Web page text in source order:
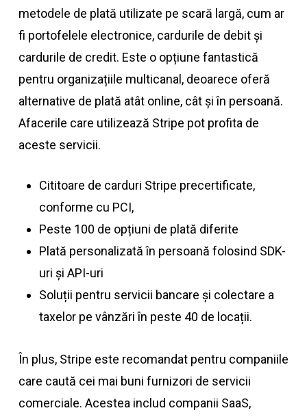
metodele de plată utilizate pe scară largă, cum ar
fi portofelele electronice, cardurile de debit și
cardurile de credit. Este o opțiune fantastică
pentru organizațiile multicanal, deoarece oferă
alternative de plată atât online, cât și în persoană.
Afacerile care utilizează Stripe pot profita de
aceste servicii.
Cititoare de carduri Stripe precertificate,
conforme cu PCI,
Peste 100 de opțiuni de plată diferite
Plată personalizată în persoană folosind SDK-
uri și API-uri
Soluții pentru servicii bancare și colectare a
taxelor pe vânzări în peste 40 de locații.
În plus, Stripe este recomandat pentru companiile
care caută cei mai buni furnizori de servicii
comerciale. Acestea includ companii SaaS,